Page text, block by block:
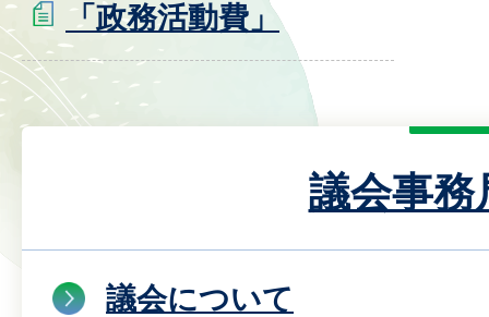
「政務活動費」
議会事務
議会について